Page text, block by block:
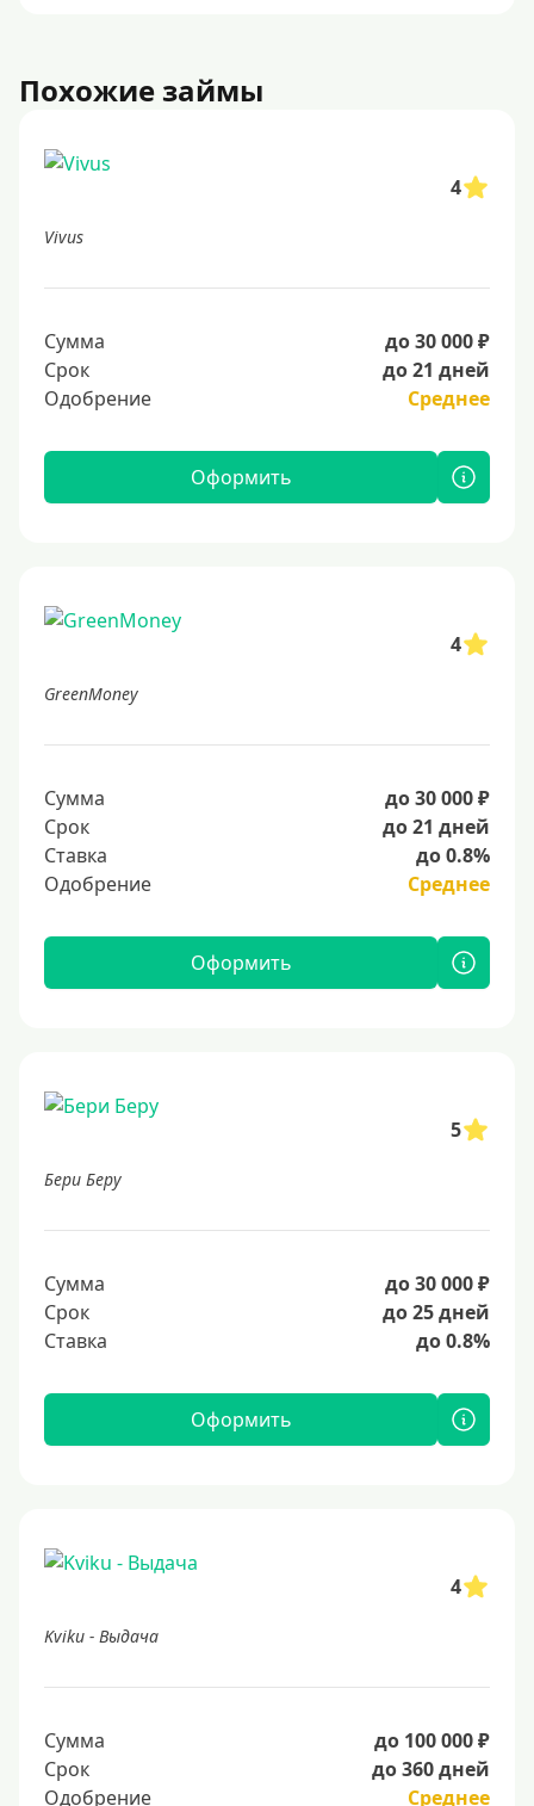
Похожие займы
4
Vivus
Сумма
до 30 000 ₽
Срок
до 21 дней
Одобрение
Среднее
Оформить
4
GreenMoney
Сумма
до 30 000 ₽
Срок
до 21 дней
Ставка
до 0.8%
Одобрение
Среднее
Оформить
5
Бери Беру
Сумма
до 30 000 ₽
Срок
до 25 дней
Ставка
до 0.8%
Оформить
4
Kviku - Выдача
Сумма
до 100 000 ₽
Срок
до 360 дней
Одобрение
Среднее